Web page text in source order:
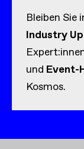
Bleiben Sie
Industry
und Event-
Kosmos.